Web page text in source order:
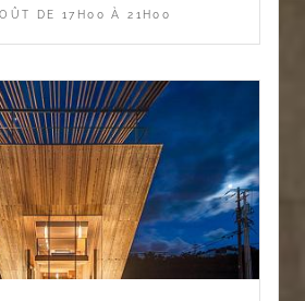
DE 17H00 À 21H00